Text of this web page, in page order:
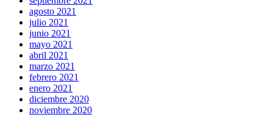
agosto 2021
julio 2021
junio 2021
mayo 2021
abril 2021
marzo 2021
febrero 2021
enero 2021
diciembre 2020
noviembre 2020